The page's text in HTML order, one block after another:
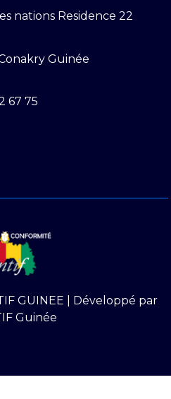
nations Residence 22
Guinée
67 75
GUINEE | Développé par
Guinée